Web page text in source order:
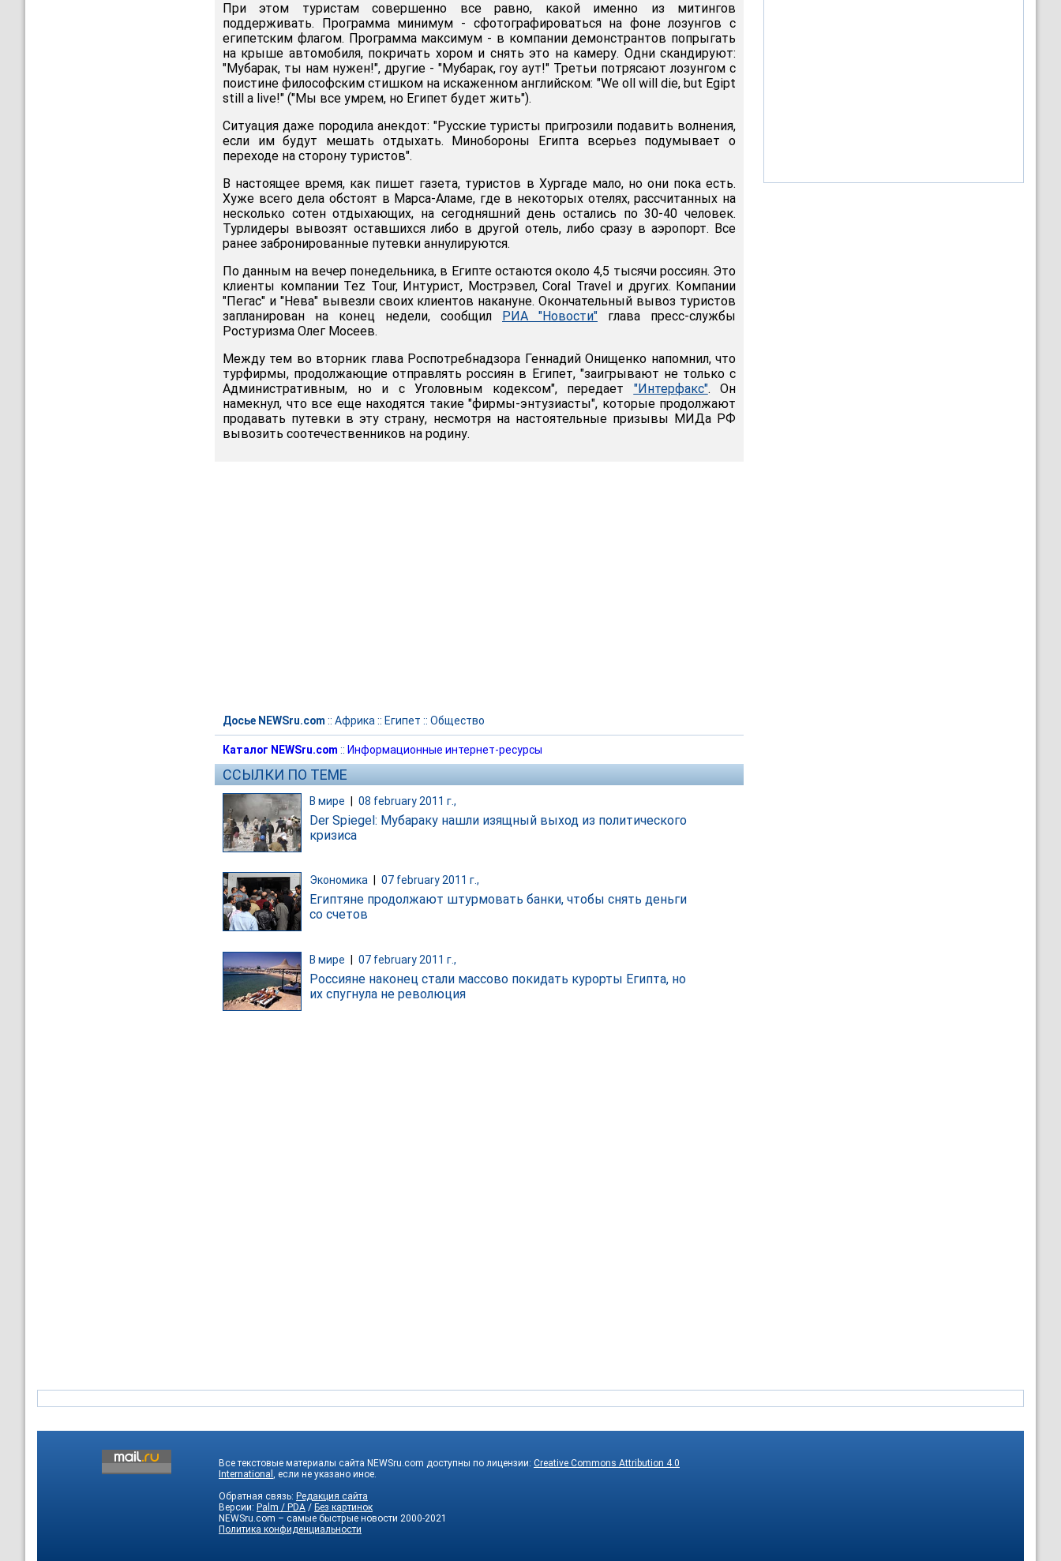
При этом туристам совершенно все равно, какой именно из митингов
поддерживать. Программа минимум - сфотографироваться на фоне лозунгов с
египетским флагом. Программа максимум - в компании демонстрантов попрыгать
на крыше автомобиля, покричать хором и снять это на камеру. Одни скандируют:
"Мубарак, ты нам нужен!", другие - "Мубарак, гоу аут!" Третьи потрясают лозунгом с
поистине философским стишком на искаженном английском: "We oll will die, but Egipt
still a live!" ("Мы все умрем, но Египет будет жить").
Ситуация даже породила анекдот: "Русские туристы пригрозили подавить волнения,
если им будут мешать отдыхать. Минобороны Египта всерьез подумывает о
переходе на сторону туристов".
В настоящее время, как пишет газета, туристов в Хургаде мало, но они пока есть.
Хуже всего дела обстоят в Марса-Аламе, где в некоторых отелях, рассчитанных на
несколько сотен отдыхающих, на сегодняшний день остались по 30-40 человек.
Турлидеры вывозят оставшихся либо в другой отель, либо сразу в аэропорт. Все
ранее забронированные путевки аннулируются.
По данным на вечер понедельника, в Египте остаются около 4,5 тысячи россиян. Это
клиенты компании Tez Tour, Интурист, Мострэвел, Coral Travel и других. Компании
"Пегас" и "Нева" вывезли своих клиентов накануне. Окончательный вывоз туристов
запланирован на конец недели, сообщил РИА "Новости" глава пресс-службы
Ростуризма Олег Мосеев.
Между тем во вторник глава Роспотребнадзора Геннадий Онищенко напомнил, что
турфирмы, продолжающие отправлять россиян в Египет, "заигрывают не только с
Административным, но и с Уголовным кодексом", передает "Интерфакс". Он
намекнул, что все еще находятся такие "фирмы-энтузиасты", которые продолжают
продавать путевки в эту страну, несмотря на настоятельные призывы МИДа РФ
вывозить соотечественников на родину.
Досье NEWSru.com :: Африка :: Египет :: Общество
Каталог NEWSru.com :: Информационные интернет-ресурсы
ССЫЛКИ ПО ТЕМЕ
В мире 08 february 2011 г.,
Der Spiegel: Мубараку нашли изящный выход из политического
кризиса
Экономика 07 february 2011 г.,
Египтяне продолжают штурмовать банки, чтобы снять деньги
со счетов
В мире | 07 february 2011 г.,
Россияне наконец стали массово покидать курорты Египта, но
их спугнула не революция
Все текстовые материалы сайта NEWSru.com доступны по лицензии: Creative Commons Attribution 4.0
International
, если не указано иное.
Обратная связь: Редакция сайта
Версии: Palm / PDA / Без картинок
NEWSru.com – самые быстрые новости 2000-2021
Политика конфиденциальности